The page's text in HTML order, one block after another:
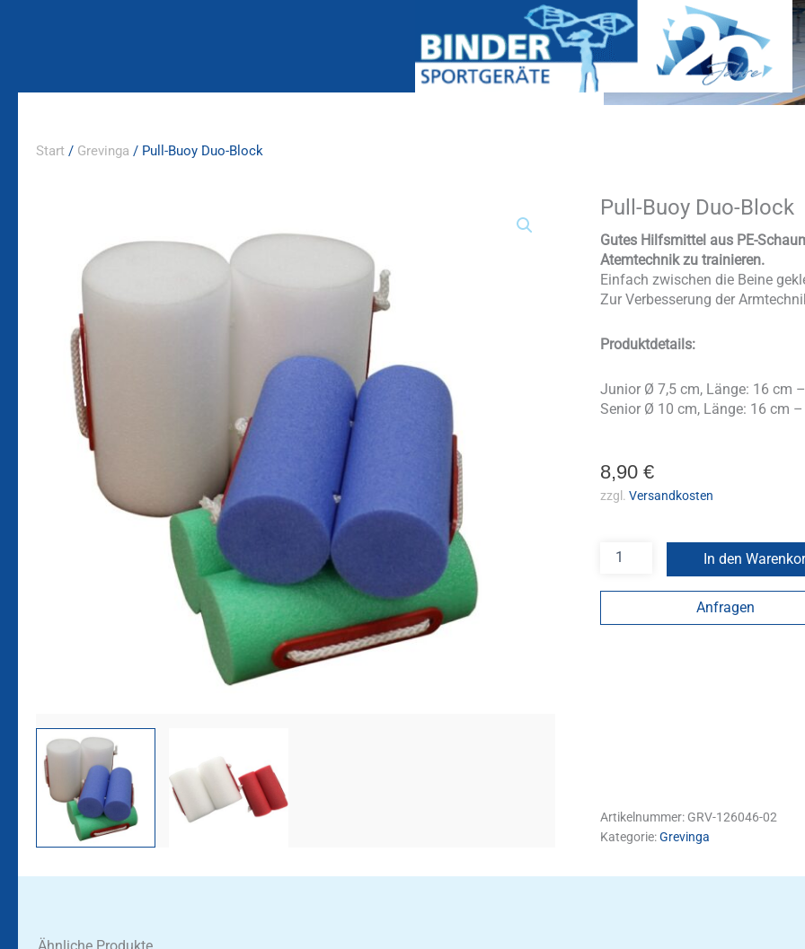
Start / Grevinga / Pull-Buoy Duo-Block
Pull-Buoy Duo-Block
Gutes Hilfsmittel aus PE-
Atemtechnik zu trainieren.
Einfach zwischen die Beine
Zur Verbesserung der
Produktdetails:
Junior Ø 7,5 cm, Länge: 16 cm
Senior Ø 10 cm, Länge: 16 cm
8,90 €
zzgl. Versandkosten
Pull-
Duo-
Block
Menge
In den
Anfragen
Artikelnummer: GRV-126046-02
Kategorie:Grevinga